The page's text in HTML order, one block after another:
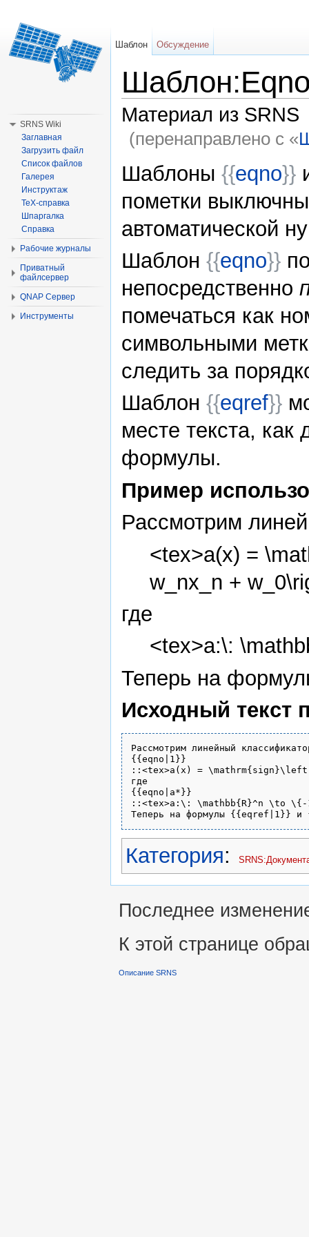
Материал из SRNS
(перенаправлено с «
Шаблоны {{eqno}}
пометки
автоматической
Шаблон {{eqno}}
непосредственно
помечаться как
символьными
следить за
Шаблон {{eqref}}
месте текста, как
формулы.
Пример
Рассмотрим
<tex>a(x) =
w_nx_n +
где
<tex>a:\:
Теперь на
Исходный текст
Рассмотрим линейный
{{eqno|1}}
::<tex>a(x) =
где
{{eqno|a*}}
::<tex>a:\: \mathbb{R}^n \to
Категория:
Шаблон Обсуждение
SRNS Wiki
Заглавная
Загрузить файл
Список файлов
Галерея
Инструктаж
TeX-справка
Шпаргалка
Справка
Рабочие журналы
Приватный
файлсервер
QNAP Сервер
Инструменты
Последнее
К этой странице
Описание SRNS